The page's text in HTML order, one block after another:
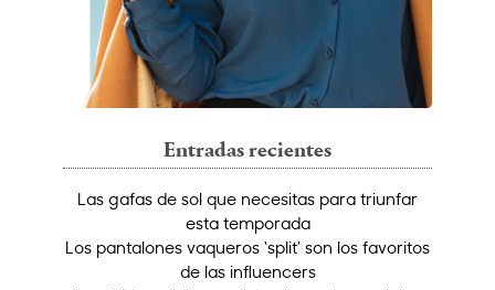
Entradas recientes
Las gafas de sol que necesitas para triunfar
esta temporada
Los pantalones vaqueros ‘split’ son los favoritos
de las influencers